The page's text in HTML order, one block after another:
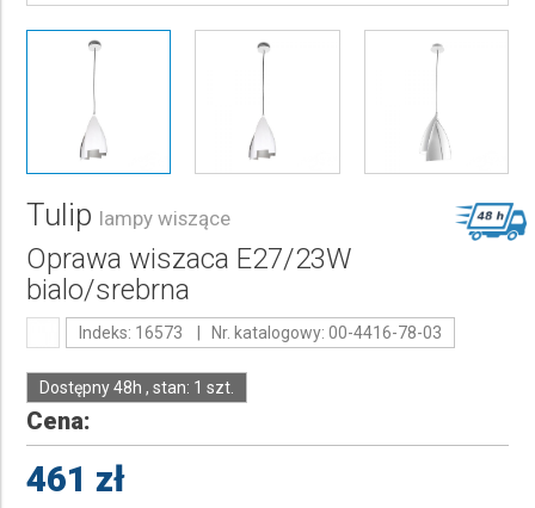
Tulip lampy wiszące
Oprawa wiszaca E27/23W
bialo/srebrna
Indeks: 16573 | Nr. katalogowy: 00-4416-78-03
Dostępny 48h , stan: 1 szt.
Cena:
461 zł